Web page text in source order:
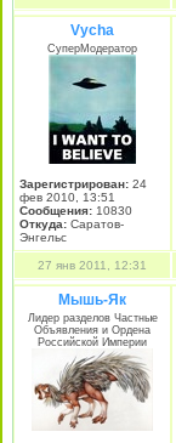
Vycha
СуперМодератор
Зарегистрирован: 24
фев 2010, 13:51
Сообщения: 10830
Откуда: Саратов-
Энгельс
27 янв 2011, 12:31
Мышь-Як
Лидер разделов Частные
Объявления и Ордена
Российской Империи